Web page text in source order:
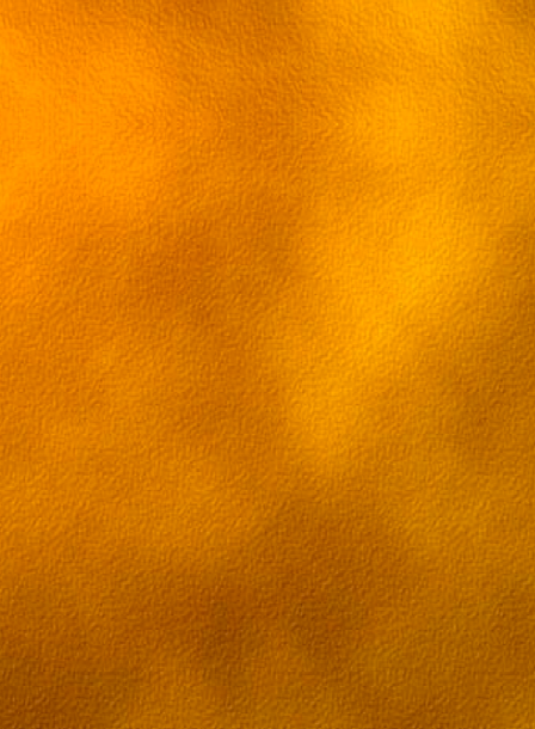
Серия 30[RUS] [ru трафик]
Серия 31[RUS] [ru трафик]
Серия 32[RUS] [ru трафик]
Серия 33[RUS] [ru трафик]
Серия 34[RUS] [ru трафик]
Серия 35[RUS] [ru трафик]
Серия 36[RUS] [ru трафик]
Серия 37[RUS] [ru трафик]
Серия 38[RUS] [ru трафик]
Серия 39[RUS] [ru трафик]
Серия 40[RUS] [ru трафик]